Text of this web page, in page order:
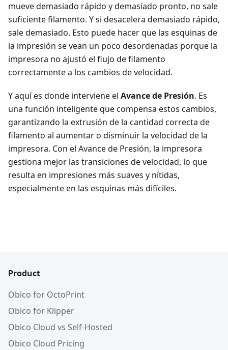
mueve demasiado rápido y demasiado pronto, no sale
suficiente filamento. Y si desacelera demasiado rápido,
sale demasiado. Esto puede hacer que las esquinas de
la impresión se vean un poco desordenadas porque la
impresora no ajustó el flujo de filamento
correctamente a los cambios de velocidad.
Y aquí es donde interviene el Avance de Presión. Es
una función inteligente que compensa estos cambios,
garantizando la extrusión de la cantidad correcta de
filamento al aumentar o disminuir la velocidad de la
impresora. Con el Avance de Presión, la impresora
gestiona mejor las transiciones de velocidad, lo que
resulta en impresiones más suaves y nítidas,
especialmente en las esquinas más difíciles.
Product
Obico for OctoPrint
Obico for Klipper
Obico Cloud vs Self-Hosted
Obico Cloud Pricing